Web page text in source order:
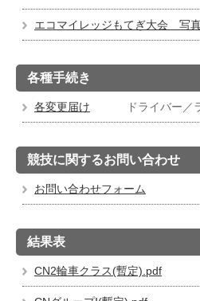
エコマイレッジもてぎ大会 写
各種手続き
各変更届け ドライバー／
競技に関するお問い合わせ
お問い合わせフォーム
結果表
CN2輪車クラス(暫定).pdf